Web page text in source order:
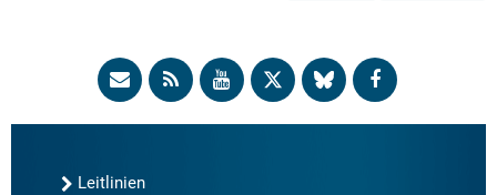
Leitlinien